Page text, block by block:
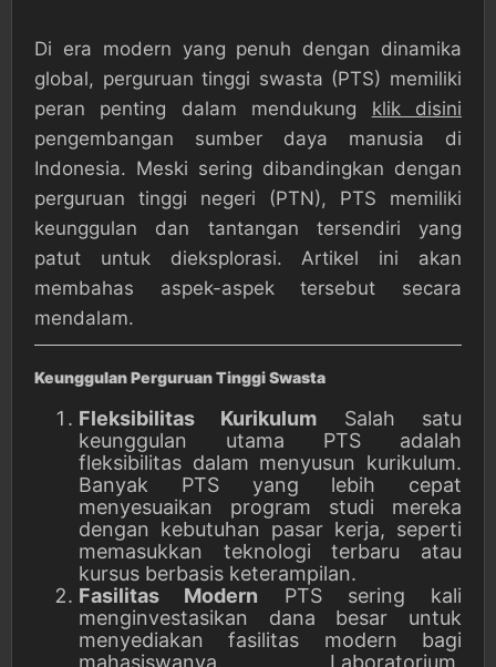
Di era modern yang penuh dengan dinamika
global, perguruan tinggi swasta (PTS) memiliki
peran penting dalam mendukung klik disini
pengembangan sumber daya manusia di
Indonesia. Meski sering dibandingkan dengan
perguruan tinggi negeri (PTN), PTS memiliki
keunggulan dan tantangan tersendiri yang
patut untuk dieksplorasi. Artikel ini akan
membahas aspek-aspek tersebut secara
mendalam.
Keunggulan Perguruan Tinggi Swasta
Fleksibilitas Kurikulum Salah satu
keunggulan utama PTS adalah
fleksibilitas dalam menyusun kurikulum.
Banyak PTS yang lebih cepat
menyesuaikan program studi mereka
dengan kebutuhan pasar kerja, seperti
memasukkan teknologi terbaru atau
kursus berbasis keterampilan.
Fasilitas Modern PTS sering kali
menginvestasikan dana besar untuk
menyediakan fasilitas modern bagi
mahasiswanya. Laboratorium,